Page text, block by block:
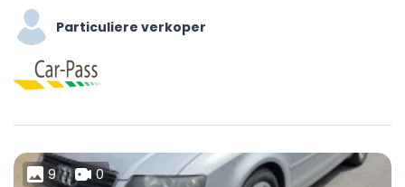
Particuliere verkoper
9 0